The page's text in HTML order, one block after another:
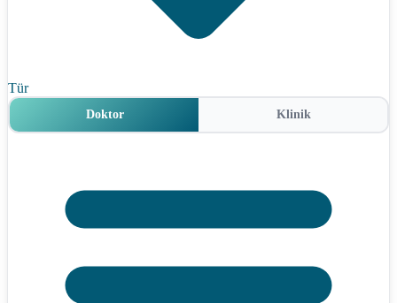
Tür
Doktor Klinik